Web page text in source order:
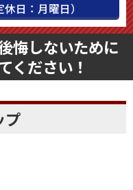
日：月曜日）
悔しないために
ください！
プ